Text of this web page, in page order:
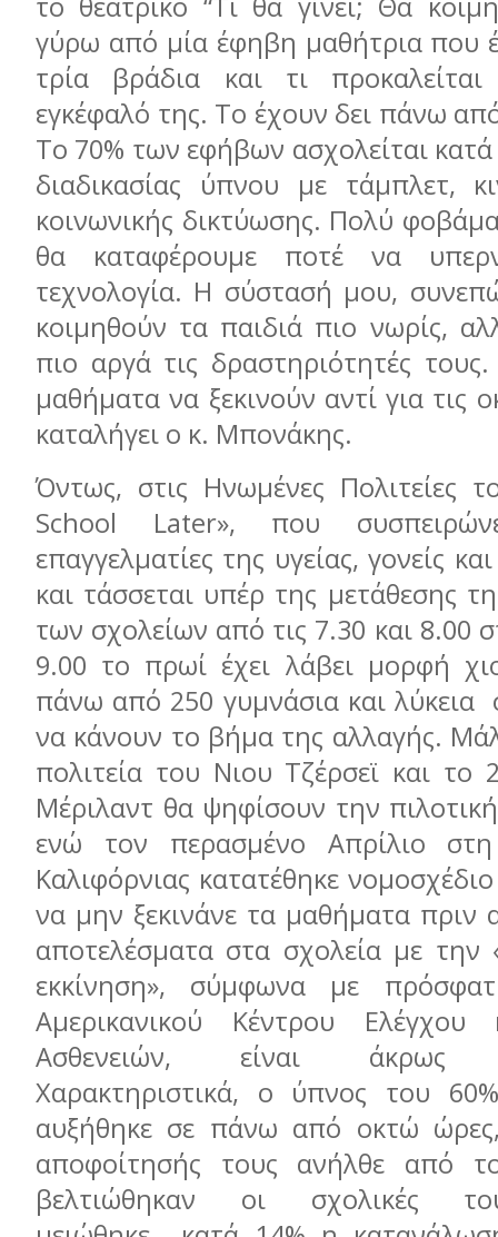
γύρω από μία έφηβη μαθήτρια που
τρία βράδια και τι
εγκέφαλό της. Το έχουν δει πάνω
Το 70% των εφήβων ασχολείται κατά
διαδικασίας ύπνου με τάμπλετ,
κοινωνικής δικτύωσης. Πολύ
θα καταφέρουμε ποτέ να
τεχνολογία. Η σύστασή μου,
κοιμηθούν τα παιδιά πιο νωρίς,
πιο αργά τις δραστηριότητές
μαθήματα να ξεκινούν αντί για τις
καταλήγει ο κ. Μπονάκης.
Όντως, στις Ηνωμένες Πολιτείες
School Later», που
επαγγελματίες της υγείας, γονείς
και τάσσεται υπέρ της μετάθεσης
των σχολείων από τις 7.30 και 8.00
9.00 το πρωί έχει λάβει μορφή
πάνω από 250 γυμνάσια και
να κάνουν το βήμα της αλλαγής.
πολιτεία του Νιου Τζέρσεϊ και το
Μέριλαντ θα ψηφίσουν την
ενώ τον περασμένο Απρίλιο
Καλιφόρνιας κατατέθηκε
να μην ξεκινάνε τα μαθήματα πριν
αποτελέσματα στα σχολεία με την
εκκίνηση», σύμφωνα με
Αμερικανικού Κέντρου
Ασθενειών, είναι άκρως
Χαρακτηριστικά, ο ύπνος του
αυξήθηκε σε πάνω από οκτώ
αποφοίτησής τους ανήλθε από
βελτιώθηκαν οι σχολικές